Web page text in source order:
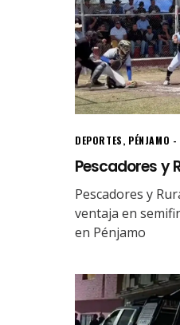
DEPORTES, PÉNJAMO
Pescadores y
Pescadores y
ventaja en
en Pénjamo